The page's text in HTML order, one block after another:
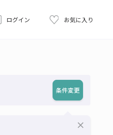
ログイン お気に入り
条件変更
close